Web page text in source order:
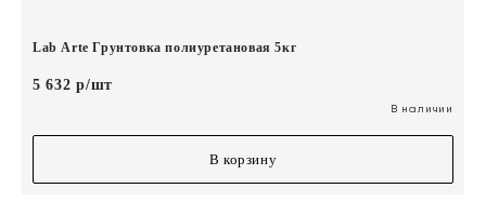
Lab Arte Грунтовка полиуретановая 5кг
5 632 р/шт
В наличии
В корзину